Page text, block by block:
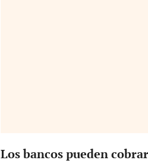
Los bancos pueden